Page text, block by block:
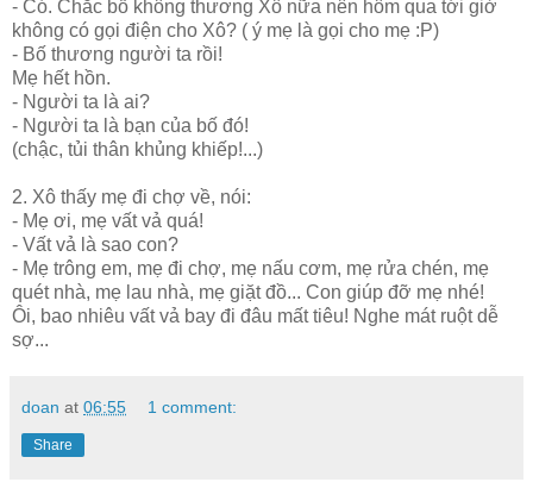
- Có. Chắc bố không thương Xô nữa nên hôm qua tới giờ
không có gọi điện cho Xô? ( ý mẹ là gọi cho mẹ :P)
- Bố thương người ta rồi!
Mẹ hết hồn.
- Người ta là ai?
- Người ta là bạn của bố đó!
(chậc, tủi thân khủng khiếp!...)
2. Xô thấy mẹ đi chợ về, nói:
- Mẹ ơi, mẹ vất vả quá!
- Vất vả là sao con?
- Mẹ trông em, mẹ đi chợ, mẹ nấu cơm, mẹ rửa chén, mẹ
quét nhà, mẹ lau nhà, mẹ giặt đồ... Con giúp đỡ mẹ nhé!
Ôi, bao nhiêu vất vả bay đi đâu mất tiêu! Nghe mát ruột dễ
sợ...
doan at 06:55 1 comment:
Share